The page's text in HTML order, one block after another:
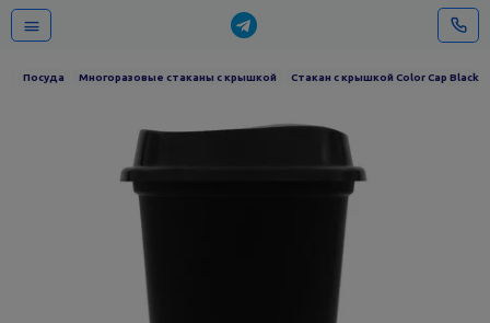
Посуда Многоразовые стаканы с крышкой Стакан с крышкой Color Cap Black,